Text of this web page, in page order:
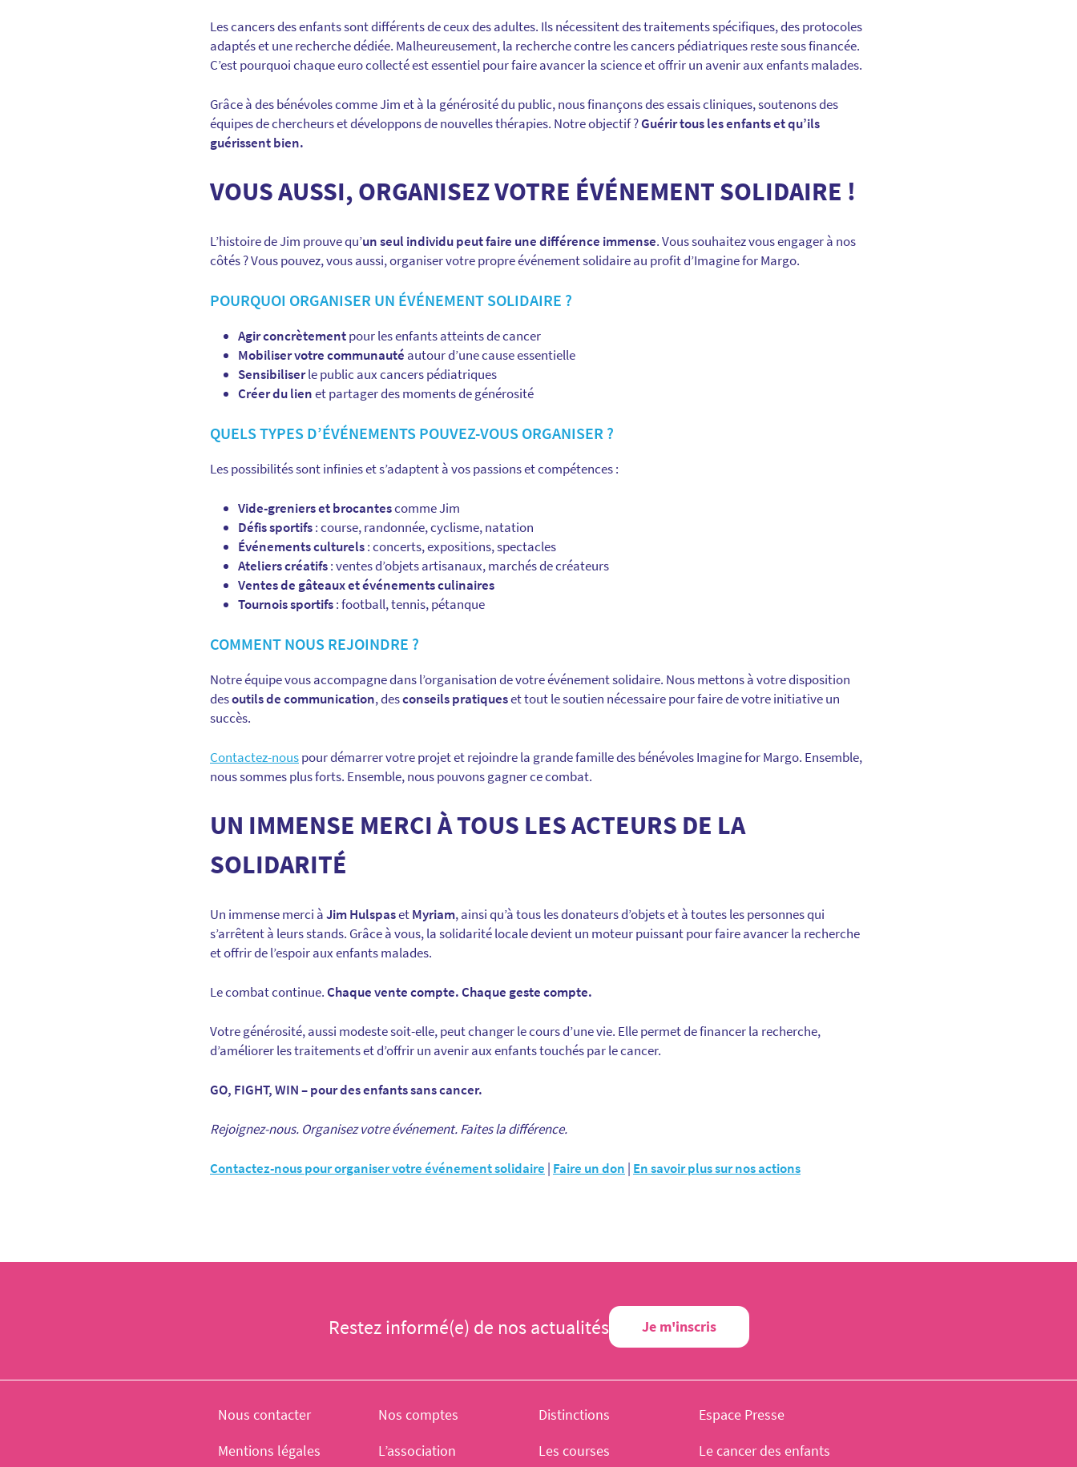
Les cancers des enfants sont différents de ceux des adultes. Ils nécessitent des traitements spécifiques, des protocoles
adaptés et une recherche dédiée. Malheureusement, la recherche contre les cancers pédiatriques reste sous financée.
C’est pourquoi chaque euro collecté est essentiel pour faire avancer la science et offrir un avenir aux enfants malades.
Grâce à des bénévoles comme Jim et à la générosité du public, nous finançons des essais cliniques, soutenons des
équipes de chercheurs et développons de nouvelles thérapies. Notre objectif ?Guérir tous les enfants et qu’ils
guérissent bien.
VOUS AUSSI, ORGANISEZ VOTRE ÉVÉNEMENT SOLIDAIRE !
L’histoire de Jim prouve qu’un seul individu peut faire une différence immense. Vous souhaitez vous engager à nos
côtés ? Vous pouvez, vous aussi, organiser votre propre événement solidaire au profit d’Imagine for Margo.
POURQUOI ORGANISER UN ÉVÉNEMENT SOLIDAIRE ?
Agir concrètementpour les enfants atteints de cancer
Mobiliser votre communauté autour d’une cause essentielle
Sensibiliserle public aux cancers pédiatriques
Créer du lienet partager des moments de générosité
QUELS TYPES D’ÉVÉNEMENTS POUVEZ-VOUS ORGANISER ?
Les possibilités sont infinies et s’adaptent à vos passions et compétences :
Vide-greniers et brocantescomme Jim
Défis sportifs: course, randonnée, cyclisme, natation
Événements culturels: concerts, expositions, spectacles
Ateliers créatifs: ventes d’objets artisanaux, marchés de créateurs
Ventes de gâteaux et événements culinaires
Tournois sportifs: football, tennis, pétanque
COMMENT NOUS REJOINDRE ?
Notre équipe vous accompagne dans l’organisation de votre événement solidaire. Nous mettons à votre disposition
desoutils de communication, desconseils pratiqueset tout le soutien nécessaire pour faire de votre initiative un
succès.
Contactez-nouspour démarrer votre projet et rejoindre la grande famille des bénévoles Imagine for Margo. Ensemble,
nous sommes plus forts. Ensemble, nous pouvons gagner ce combat.
UN IMMENSE MERCI À TOUS LES ACTEURS DE LA
SOLIDARITÉ
Un immense merci àJim HulspasetMyriam, ainsi qu’à tous les donateurs d’objets et à toutes les personnes qui
s’arrêtent à leurs stands. Grâce à vous, la solidarité locale devient un moteur puissant pour faire avancer la recherche
et offrir de l’espoir aux enfants malades.
Le combat continue.Chaque vente compte. Chaque geste compte.
Votre générosité, aussi modeste soit-elle, peut changer le cours d’une vie. Elle permet de financer la recherche,
d’améliorer les traitements et d’offrir un avenir aux enfants touchés par le cancer.
GO, FIGHT, WIN – pour des enfants sans cancer.
Rejoignez-nous. Organisez votre événement. Faites la différence.
Contactez-nous pour organiser votre événement solidaire | Faire un don | En savoir plus sur nos actions
Restez informé(e) de nos actualités Je m'inscris
Nous contacter Nos comptes Distinctions
Espace Presse
Mentions légales
L’association Les courses Le cancer des enfants